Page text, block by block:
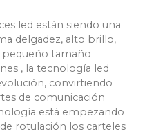
led están siendo una
delgadez, alto brillo,
tamaño
, la tecnología led
convirtiendo
de comunicación
está empezando
rotulación los carteles